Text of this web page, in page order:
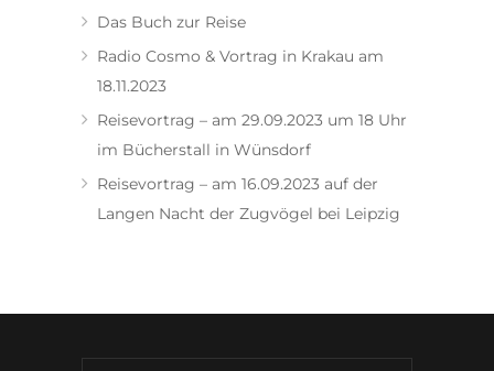
Das Buch zur Reise
Radio Cosmo & Vortrag in Krakau am
18.11.2023
Reisevortrag – am 29.09.2023 um 18 Uhr
im Bücherstall in Wünsdorf
Reisevortrag – am 16.09.2023 auf der
Langen Nacht der Zugvögel bei Leipzig